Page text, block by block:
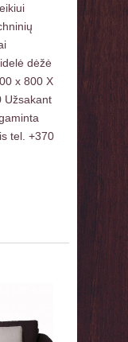
dėžė
x 800 X
Užsakant
tel. +370